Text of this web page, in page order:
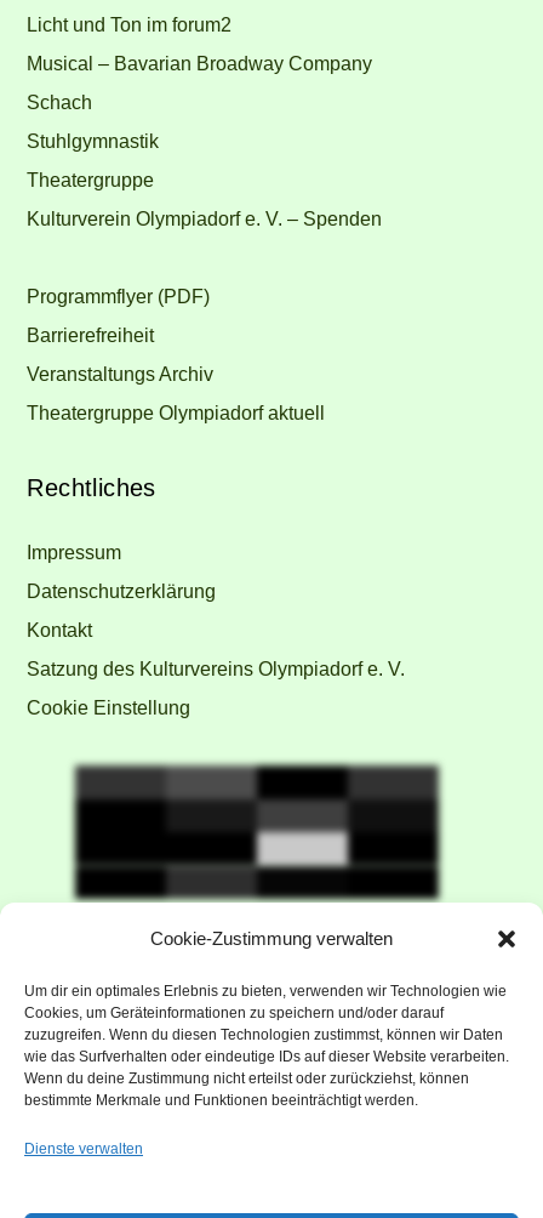
Cookie-Zustimmung verwalten
Um dir ein optimales Erlebnis zu bieten, verwenden wir Technologien wie
Cookies, um Geräteinformationen zu speichern und/oder darauf
zuzugreifen. Wenn du diesen Technologien zustimmst, können wir Daten
wie das Surfverhalten oder eindeutige IDs auf dieser Website verarbeiten.
Wenn du deine Zustimmung nicht erteilst oder zurückziehst, können
bestimmte Merkmale und Funktionen beeinträchtigt werden.
Dienste verwalten
Licht und Ton im forum2
Musical – Bavarian Broadway Company
Schach
Stuhlgymnastik
Theatergruppe
Kulturverein Olympiadorf e. V. – Spenden
Programmflyer (PDF)
Barrierefreiheit
Veranstaltungs Archiv
Theatergruppe Olympiadorf aktuell
Rechtliches
Impressum
Datenschutzerklärung
Kontakt
Satzung des Kulturvereins Olympiadorf e. V.
Cookie Einstellung
Unser Haus wird gefördert vom
München